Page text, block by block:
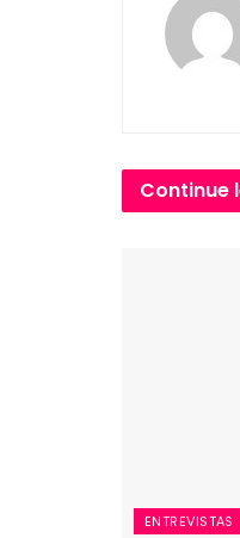
Continue
ENTREVISTAS